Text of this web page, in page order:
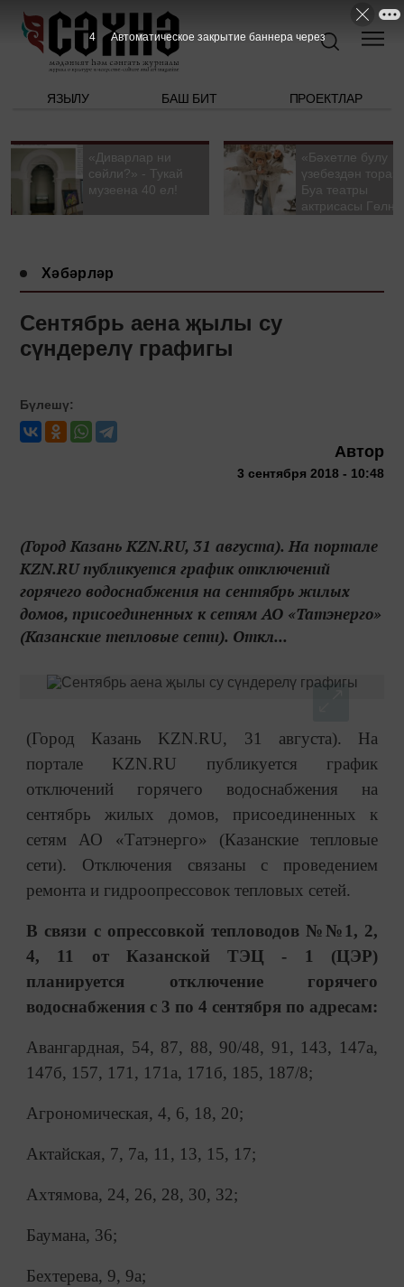
ЯЗЫЛУ БАШ БИТ ПРОЕКТЛАР
«Диварлар ни
сөйли?» - Тукай
музеена 40 ел!
«Бәхетле булу
үзебездән тора».
Буа театры
актрисасы
Хәбәрләр
Сентябрь аена җылы су
сүндерелү графигы
Бүлешү:
Автор
3 сентября 2018 - 10:48
(Город Казань KZN.RU, 31 августа). На портале
KZN.RU публикуется график отключений
горячего водоснабжения на сентябрь жилых
домов, присоединенных к сетям АО «Татэнерго»
(Казанские тепловые сети). Откл...
(Город Казань KZN.RU, 31 августа). На
портале KZN.RU публикуется график
отключений горячего водоснабжения на
сентябрь жилых домов, присоединенных к
сетям АО «Татэнерго» (Казанские тепловые
сети). Отключения связаны с проведением
ремонта и гидроопрессовок тепловых сетей.
В связи с опрессовкой тепловодов №№1, 2,
4, 11 от Казанской ТЭЦ - 1 (ЦЭР)
планируется отключение горячего
водоснабжения с 3 по 4 сентября по адресам:
Авангардная, 54, 87, 88, 90/48, 91, 143, 147а,
147б, 157, 171, 171а, 171б, 185, 187/8;
Агрономическая, 4, 6, 18, 20;
Актайская, 7, 7а, 11, 13, 15, 17;
Ахтямова, 24, 26, 28, 30, 32;
Баумана, 36;
Бехтерева, 9, 9а;
3 Автоматическое закрытие баннера через